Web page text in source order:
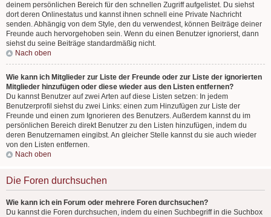
deinem persönlichen Bereich für den schnellen Zugriff aufgelistet. Du siehst
dort deren Onlinestatus und kannst ihnen schnell eine Private Nachricht
senden. Abhängig von dem Style, den du verwendest, können Beiträge deiner
Freunde auch hervorgehoben sein. Wenn du einen Benutzer ignorierst, dann
siehst du seine Beiträge standardmäßig nicht.
Nach oben
Wie kann ich Mitglieder zur Liste der Freunde oder zur Liste der ignorierten
Mitglieder hinzufügen oder diese wieder aus den Listen entfernen?
Du kannst Benutzer auf zwei Arten auf diese Listen setzen: In jedem
Benutzerprofil siehst du zwei Links: einen zum Hinzufügen zur Liste der
Freunde und einen zum Ignorieren des Benutzers. Außerdem kannst du im
persönlichen Bereich direkt Benutzer zu den Listen hinzufügen, indem du
deren Benutzernamen eingibst. An gleicher Stelle kannst du sie auch wieder
von den Listen entfernen.
Nach oben
Die Foren durchsuchen
Wie kann ich ein Forum oder mehrere Foren durchsuchen?
Du kannst die Foren durchsuchen, indem du einen Suchbegriff in die Suchbox